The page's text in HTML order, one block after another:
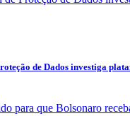
de Dados investiga